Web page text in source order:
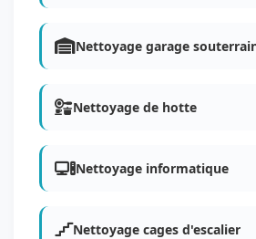
Nettoyage garage
Nettoyage de hotte
Nettoyage informatique
Nettoyage cages d'escalier